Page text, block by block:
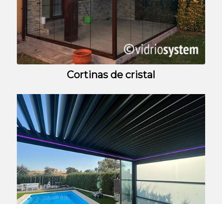
Cortinas de cristal